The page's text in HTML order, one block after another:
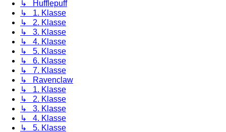
↳ Hufflepuff
↳ 1. Klasse
↳ 2. Klasse
↳ 3. Klasse
↳ 4. Klasse
↳ 5. Klasse
↳ 6. Klasse
↳ 7. Klasse
↳ Ravenclaw
↳ 1. Klasse
↳ 2. Klasse
↳ 3. Klasse
↳ 4. Klasse
↳ 5. Klasse